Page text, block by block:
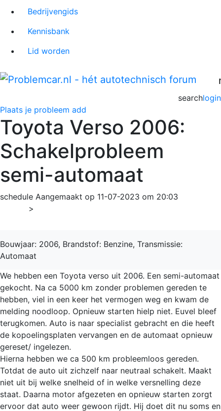
Bedrijvengids
Kennisbank
Lid worden
login
search
Plaats je probleem add
Toyota Verso 2006:
Schakelprobleem
semi-automaat
schedule Aangemaakt op 11-07-2023 om 20:03
>
Bouwjaar: 2006, Brandstof: Benzine, Transmissie:
Automaat
We hebben een Toyota verso uit 2006. Een semi-automaat
gekocht. Na ca 5000 km zonder problemen gereden te
hebben, viel in een keer het vermogen weg en kwam de
melding noodloop. Opnieuw starten hielp niet. Euvel bleef
terugkomen. Auto is naar specialist gebracht en die heeft
de kopoelingsplaten vervangen en de automaat opnieuw
gereset/ ingelezen.
Hierna hebben we ca 500 km probleemloos gereden.
Totdat de auto uit zichzelf naar neutraal schakelt. Maakt
niet uit bij welke snelheid of in welke versnelling deze
staat. Daarna motor afgezeten en opnieuw starten zorgt
ervoor dat auto weer gewoon rijdt. Hij doet dit nu soms en